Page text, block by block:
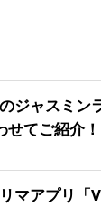
ジャスミン
てご紹介！
マアプリ「